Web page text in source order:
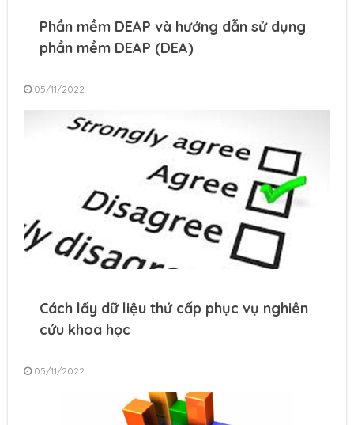
Phần mềm DEAP và hướng dẫn sử dụng
phần mềm DEAP (DEA)
05/11/2022
Cách lấy dữ liệu thứ cấp phục vụ nghiên
cứu khoa học
05/11/2022